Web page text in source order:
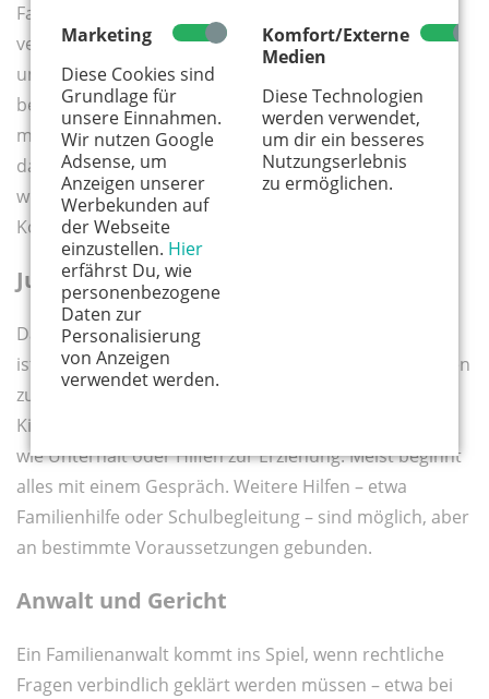
Marketing
Diese Cookies sind
Grundlage für
unsere Einnahmen.
Wir nutzen Google
Adsense, um
Anzeigen unserer
Werbekunden auf
der Webseite
einzustellen. Hier
erfährst Du, wie
personenbezogene
Daten zur
Personalisierung
von Anzeigen
verwendet werden.
Komfort/Externe
Medien
Diese Technologien
werden verwendet,
um dir ein besseres
Nutzungserlebnis
zu ermöglichen.
Familienberatungen bieten kostenlose und
vertrauliche Gespräche an. Dabei geht es vor allem
ums Vermitteln und gemeinsame Lösungen. Am
besten funktioniert das, wenn beide Eltern freiwillig
mitmachen. Manchmal gibt es längere Wartezeiten,
dann bieten sich freie, kostenpflichtige Angebote an
wie Familiencoachings oder spezialisierte
Konfliktberatungen.
Jugendamt
Das Jugendamt ist keine Strafbehörde. Seine Aufgabe
ist es, Kinder und Jugendliche zu schützen und Familien
zu unterstützen. Es wird eingeschaltet, wenn das
Kindeswohl gefährdet sein könnte oder bei Themen
wie Unterhalt oder Hilfen zur Erziehung. Meist beginnt
alles mit einem Gespräch. Weitere Hilfen – etwa
Familienhilfe oder Schulbegleitung – sind möglich, aber
an bestimmte Voraussetzungen gebunden.
Anwalt und Gericht
Ein Familienanwalt kommt ins Spiel, wenn rechtliche
Fragen verbindlich geklärt werden müssen – etwa bei